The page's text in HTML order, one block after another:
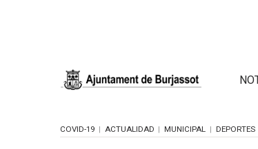
COVID-19 ACTUALIDAD MUNICIPAL DEPORTES